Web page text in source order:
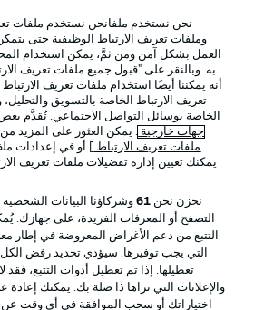
الإعلانات الإخطارات
شروط الاستخدام القنوات الناقلة
الوظائف جهة النشر
تواصل معنا اللاعبون
نحن نستخدم ملفانحن نستخدم ملفات
وملفات تعريف الارتباط الوظيفية حتى
العمل بشكل آمن ومن ثمَّ، يمكن استخدام
به. وبالنقر على "قبول جميع ملفات تعريف
أنه يمكننا أيضًا استخدام ملفات تعريف الارتباط
تعريف الارتباط الخاصة بالتسويق
الخاصة بوسائل التواصل الاجتماعي. تُقدَّم
جهات خارجية . يمكن العثور على المزيد
ملفات تعريف الارتباط
] أو في إعدادات
يمكنك تعيين إدارة تفضيلات ملفات تعريف
نخزن نحن 61وشركاؤنا البيانات الشخصية
التصفح أو المعرفات الفريدة، على جهازك.
التتبع من دعم الأغراض المعروضة في إطار
التي يجب توفيرها. سيؤدي تحديد رفض
تعطيلها. إذا تم تعطيل أدوات التتبع،
والإعلانات التي تراها ذا صلة بك. يمكنك إعادة
اختياراتك أو سحب الموافقة في أي وقت عن